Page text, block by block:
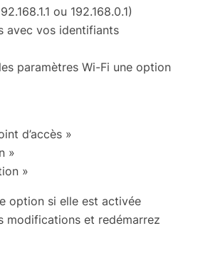
ou 192.168.0.1)
avec vos identifiants
paramètres Wi-Fi une option
d’accès »
»
»
option si elle est activée
modifications et redémarrez